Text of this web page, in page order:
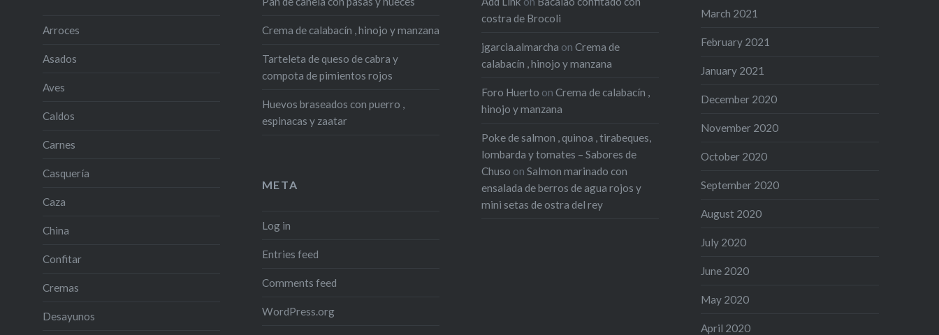
Crema de calabacín , hinojo y manzana
Tarteleta de queso de cabra y
compota de pimientos rojos
Huevos braseados con puerro ,
espinacas y zaatar
costra de Brocoli
jgarcia.almarcha onCrema de
calabacín , hinojo y manzana
Foro Huerto onCrema de calabacín ,
hinojo y manzana
Poke de salmon , quinoa , tirabeques,
lombarda y tomates – Sabores de
Chuso onSalmon marinado con
ensalada de berros de agua rojos y
mini setas de ostra del rey
March 2021
February 2021
January 2021
December 2020
November 2020
October 2020
September 2020
August 2020
July 2020
June 2020
May 2020
April 2020
Arroces
Asados
Aves
Caldos
Carnes
Casquería
Caza
China
Confitar
Cremas
Desayunos
META
Log in
Entries feed
Comments feed
WordPress.org